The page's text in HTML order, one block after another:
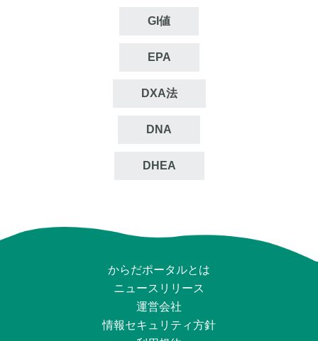
GI値
EPA
DXA法
DNA
DHEA
からだポータルとは
ニュースリリース
運営会社
情報セキュリティ⽅針